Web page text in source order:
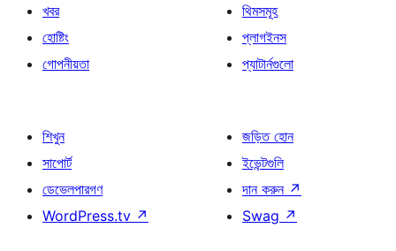
খবর
হোষ্টিং
গোপনীয়তা
থিমসমূহ
প্লাগইনস
প্যাটার্নগুলো
শিখুন
সাপোর্ট
ডেভেলপারগণ
WordPress.tv ↗
জড়িত হোন
ইভেন্টগুলি
দান করুন ↗
Swag ↗